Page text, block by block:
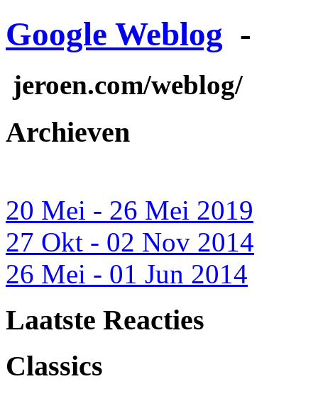
Google Weblog -
jeroen.com/weblog/
Archieven
20 Mei - 26 Mei 2019
27 Okt - 02 Nov 2014
26 Mei - 01 Jun 2014
Laatste Reacties
Classics